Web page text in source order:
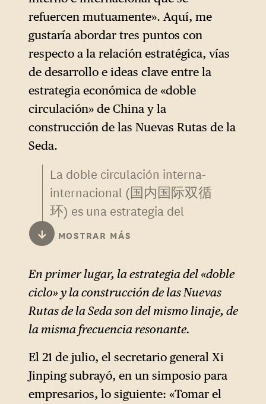
refuercen mutuamente». Aquí, me
gustaría abordar tres puntos con
respecto a la relación estratégica, vías
de desarrollo e ideas clave entre la
estrategia económica de «doble
circulación» de China y la
construcción de las Nuevas Rutas de la
Seda.
La doble circulación interna-
internacional (国内国际双循
环) es una estrategia del
gobierno chino para
reorientar la economía del
país dándole prioridad al
consumo interno
(«circulación interna») y
permaneciendo abiertos al
comercio y a la inversión
internacionales («circulación
externa»).
↓ MOSTRAR MÁS
En primer lugar, la estrategia del «doble
ciclo» y la construcción de las Nuevas
Rutas de la Seda son del mismo linaje, de
la misma frecuencia resonante.
El 21 de julio, el secretario general Xi
Jinping subrayó, en un simposio para
empresarios, lo siguiente: «Tomar el